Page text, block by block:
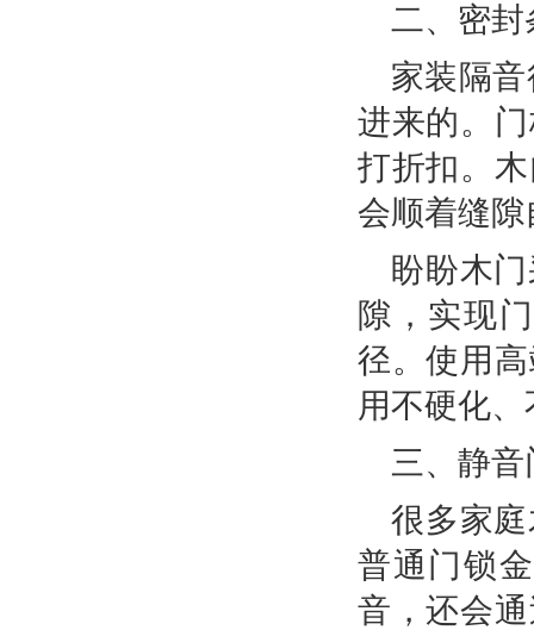
二、密封
家装隔
进来的。
打折扣。
会顺着缝
盼盼木
隙，实现
径。使用
用不硬化
三、静
很多家
普通门锁
音，还会